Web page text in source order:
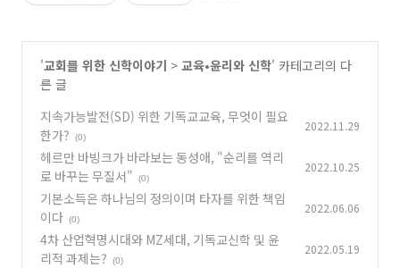
'교회를 위한 신학이야기 > 교육•윤리와 신학' 카테고리의 다
른 글
지속가능발전(SD) 위한 기독교교육, 무엇이 필요
한가?
(0)
2022.11.29
헤르만 바빙크가 바라보는 동성애, "순리를 역리
로 바꾸는 무질서"
(0)
2022.10.25
기본소득은 하나님의 정의이며 타자를 위한 책임
이다 (0)
2022.06.06
4차 산업혁명시대와 MZ세대, 기독교신학 및 윤
리적 과제는?
(0)
2022.05.19